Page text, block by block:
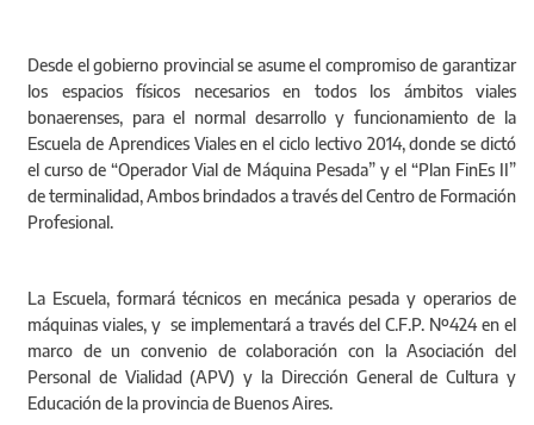
Desde el gobierno provincial se asume el compromiso de garantizar
los espacios físicos necesarios en todos los ámbitos viales
bonaerenses, para el normal desarrollo y funcionamiento de la
Escuela de Aprendices Viales en el ciclo lectivo 2014, donde se dictó
el curso de “Operador Vial de Máquina Pesada” y el “Plan FinEs II”
de terminalidad, Ambos brindados a través del Centro de Formación
Profesional.
La Escuela, formará técnicos en mecánica pesada y operarios de
máquinas viales, y se implementará a través del C.F.P. Nº424 en el
marco de un convenio de colaboración con la Asociación del
Personal de Vialidad (APV) y la Dirección General de Cultura y
Educación de la provincia de Buenos Aires.